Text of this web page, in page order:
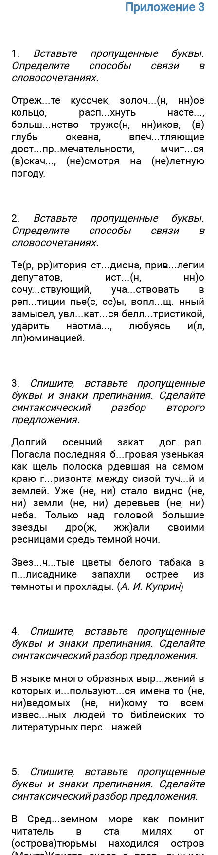
Приложение 3
1. Вставьте пропущенные буквы.
Определите способы связи в
словосочетаниях.
Отреж...те кусочек, золоч...(н, нн)ое
кольцо, расп...хнуть насте...,
больш...нство труже(н, нн)иков, (в)
глубь океана, впеч...тляющие
дост...пр..мечательности, мчит...ся
(в)скач..., (не)смотря на (не)летную
погоду.
2. Вставьте пропущенные буквы.
Определите способы связи в
словосочетаниях.
Те(р, рр)итория ст...диона, прив...легии
депутатов, ист...(н, нн)о
сочу...ствующий, уча...ствовать в
реп...тиции пье(с, сс)ы, вопл...щ. нный
замысел, увл...кат...ся белл...тристикой,
ударить наотма..., любуясь и(л,
лл)юминацией.
3. Спишите, вставьте пропущенные
буквы и знаки препинания. Сделайте
синтаксический разбор второго
предложения.
Долгий осенний закат дог...рал.
Погасла последняя б...гровая узенькая
как щель полоска рдевшая на самом
краю г...ризонта между сизой туч...й и
землей. Уже (не, ни) стало видно (не,
ни) земли (не, ни) деревьев (не, ни)
неба. Только над головой большие
звезды дро(ж, жж)али своими
ресницами средь темной ночи.
Звез...ч...тые цветы белого табака в
п...лисаднике запахли острее из
темноты и прохлады. (А. И. Куприн)
4. Спишите, вставьте пропущенные
буквы и знаки препинания. Сделайте
синтаксический разбор предложения.
В языке много образных выр...жений в
которых и...пользуют...ся имена то (не,
ни)ведомых (не, ни)кому то всем
извес...ных людей то библейских то
литературных перс...нажей.
5. Спишите, вставьте пропущенные
буквы и знаки препинания. Сделайте
синтаксический разбор предложения.
В Сред...земном море как помнит
читатель в ста милях от
(острова)тюрьмы находился остров